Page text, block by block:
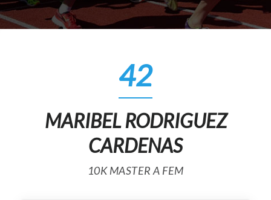
42
MARIBEL RODRIGUEZ
CARDENAS
10K MASTER A FEM